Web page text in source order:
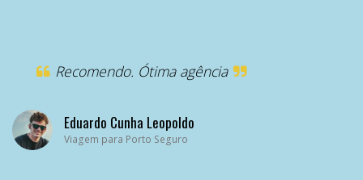
“ Recomendo. Ótima agência
Eduardo Cunha Leopoldo
Viagem para Porto Seguro